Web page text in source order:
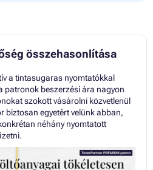
összehasonlítása
a tintasugaras nyomtatókkal
patronok beszerzési ára nagyon
szokott vásárolni közvetlenül
biztosan egyetért velünk abban,
néhány nyomtatott